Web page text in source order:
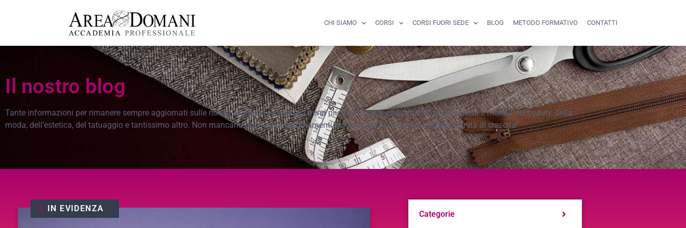
CHI SIAMO CORSI CORSI FUORI SEDE BLOG METODO FORMATIVO CONTATTI
Il nostro blog
Tante informazioni per rimanere sempre aggiornati sulle novità, le ultime tendenze, i trend più interessanti e su tutto ciò che riguarda il mondo del beauty, della
moda, dell’estetica, del tatuaggio e tantissimo altro. Non mancano anche gli aggiornamenti sulla nostra Accademia e le opportunità di crescita!
IN EVIDENZA
Categorie